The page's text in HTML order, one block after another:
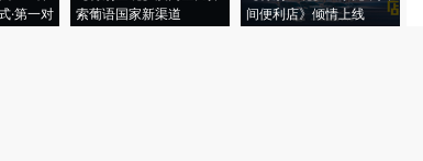
·第一对
索葡语国家新渠道
间便利店》倾情上线